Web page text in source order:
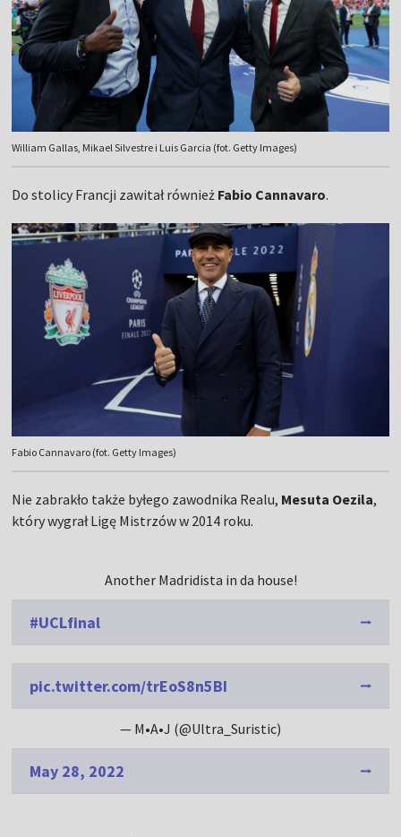
William Gallas, Mikael Silvestre i Luis Garcia (fot. Getty Images)
Do stolicy Francji zawitał również Fabio Cannavaro.
Fabio Cannavaro (fot. Getty Images)
Nie zabrakło także byłego zawodnika Realu, Mesuta Oezila,
który wygrał Ligę Mistrzów w 2014 roku.
Another Madridista in da house!
#UCLfinal
pic.twitter.com/trEoS8n5BI
— M•A•J (@Ultra_Suristic)
May 28, 2022